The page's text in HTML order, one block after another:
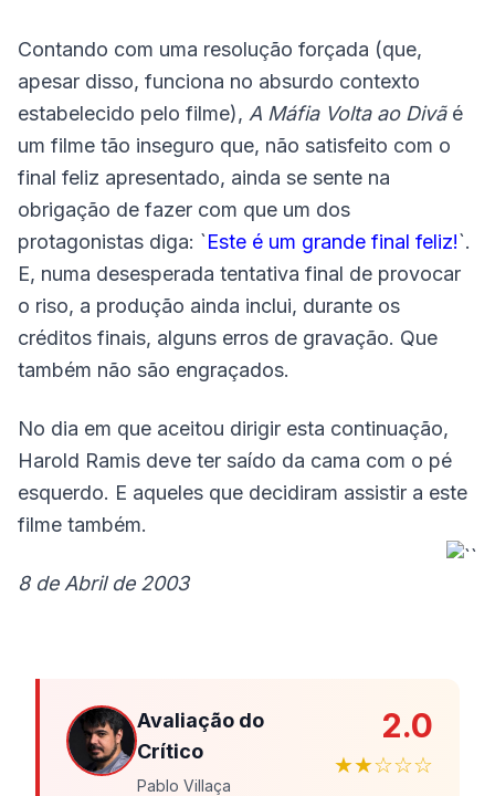
Contando com uma resolução forçada (que,
apesar disso, funciona no absurdo contexto
estabelecido pelo filme), A Máfia Volta ao Divã é
um filme tão inseguro que, não satisfeito com o
final feliz apresentado, ainda se sente na
obrigação de fazer com que um dos
protagonistas diga: `Este é um grande final feliz!`.
E, numa desesperada tentativa final de provocar
o riso, a produção ainda inclui, durante os
créditos finais, alguns erros de gravação. Que
também não são engraçados.
No dia em que aceitou dirigir esta continuação,
Harold Ramis deve ter saído da cama com o pé
esquerdo. E aqueles que decidiram assistir a este
filme também.
8 de Abril de 2003
Avaliação do
Crítico
Pablo Villaça
2.0
★★☆☆☆